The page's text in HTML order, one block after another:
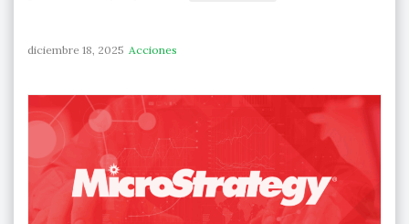
diciembre 18, 2025 Acciones